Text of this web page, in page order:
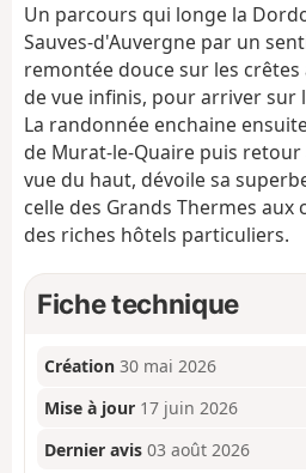
Un parcours qui longe la
Sauves-d'Auvergne par un
remontée douce sur les crêtes
de vue infinis, pour arriver sur
La randonnée enchaine
de Murat-le-Quaire puis
vue du haut, dévoile sa
celle des Grands Thermes
des riches hôtels particuliers.
Fiche technique
Création 30 mai 2026
Mise à jour 17 juin 2026
Dernier avis 03 août 2026